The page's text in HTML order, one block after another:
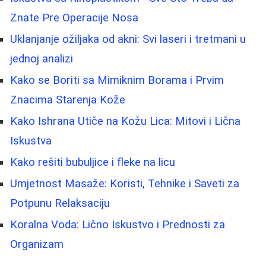
Znate Pre Operacije Nosa
Uklanjanje ožiljaka od akni: Svi laseri i tretmani u
jednoj analizi
Kako se Boriti sa Mimiknim Borama i Prvim
Znacima Starenja Kože
Kako Ishrana Utiče na Kožu Lica: Mitovi i Lična
Iskustva
Kako rešiti bubuljice i fleke na licu
Umjetnost Masaže: Koristi, Tehnike i Saveti za
Potpunu Relaksaciju
Koralna Voda: Lično Iskustvo i Prednosti za
Organizam